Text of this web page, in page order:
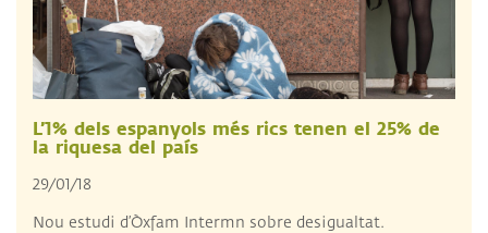
L’1% dels espanyols més rics tenen el 25% de
la riquesa del país
29/01/18
Nou estudi d’Òxfam Intermn sobre desigualtat.